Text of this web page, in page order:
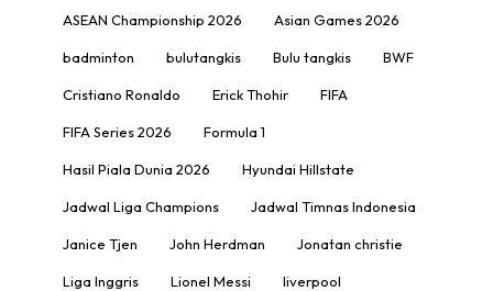
ASEAN Championship 2026 Asian Games 2026
badminton bulutangkis Bulu tangkis BWF
Cristiano Ronaldo Erick Thohir FIFA
FIFA Series 2026 Formula 1
Hasil Piala Dunia 2026 Hyundai Hillstate
Jadwal Liga Champions Jadwal Timnas Indonesia
Janice Tjen John Herdman Jonatan christie
Liga Inggris Lionel Messi liverpool